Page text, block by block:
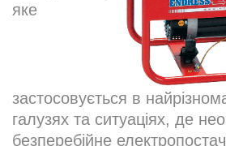
яке
застосовується в
галузях та ситуаціях, де
безперебійне